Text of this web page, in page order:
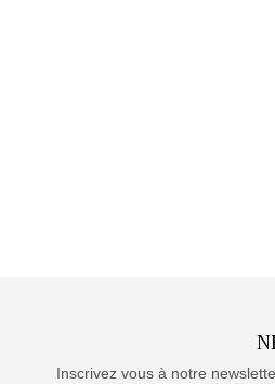
Inscrivez vous à notre